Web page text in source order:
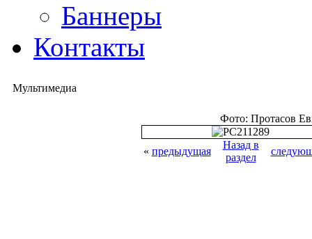
Баннеры
Контакты
Мультимедиа
Фото: Протасов
« предыдущая
Назад в
раздел